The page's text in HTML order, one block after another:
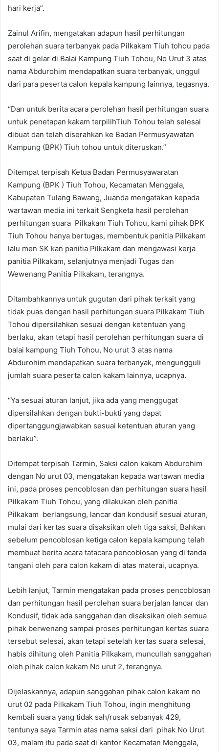
hari kerja”.
Zainul Arifin, mengatakan adapun hasil perhitungan
perolehan suara terbanyak pada Pilkakam Tiuh tohou pada
saat di gelar di Balai Kampung Tiuh Tohou, No Urut 3 atas
nama Abdurohim mendapatkan suara terbanyak, unggul
dari para peserta calon kepala kampung lainnya, tegasnya.
“Dan untuk berita acara perolehan hasil perhitungan suara
untuk penetapan kakam terpilihTiuh Tohou telah selesai
dibuat dan telah diserahkan ke Badan Permusyawatan
Kampung (BPK) Tiuh tohou untuk diteruskan.”
Ditempat terpisah Ketua Badan Permusyawaratan
Kampung (BPK ) Tiuh Tohou, Kecamatan Menggala,
Kabupaten Tulang Bawang, Juanda mengatakan kepada
wartawan media ini terkait Sengketa hasil perolehan
perhitungan suara Pilkakam Tiuh Tohou, kami pihak BPK
Tiuh Tohou hanya bertugas, membentuk panitia Pilkakam
lalu men SK kan panitia Pilkakam dan mengawasi kerja
panitia Pilkakam, selanjutnya menjadi Tugas dan
Wewenang Panitia Pilkakam, terangnya.
Ditambahkannya untuk gugutan dari pihak terkait yang
tidak puas dengan hasil perhitungan suara Pilkakam Tiuh
Tohou dipersilahkan sesuai dengan ketentuan yang
berlaku, akan tetapi hasil perolehan perhitungan suara di
balai kampung Tiuh Tohou, No urut 3 atas nama
Abdurohim mendapatkan suara terbanyak, mengungguli
jumlah suara peserta calon kakam lainnya, ucapnya.
“Ya sesuai aturan lanjut, jika ada yang menggugat
dipersilahkan dengan bukti-bukti yang dapat
dipertanggungjawabkan sesuai ketentuan aturan yang
berlaku”.
Ditempat terpisah Tarmin, Saksi calon kakam Abdurohim
dengan No urut 03, mengatakan kepada wartawan media
ini, pada proses pencoblosan dan perhitungan suara hasil
Pilkakam Tiuh Tohou, yang dilakukan oleh panitia
Pilkakam berlangsung, lancar dan kondusif sesuai aturan,
mulai dari kertas suara disaksikan oleh tiga saksi, Bahkan
sebelum pencoblosan ketiga calon kepala kampung telah
membuat berita acara tatacara pencoblosan yang di tanda
tangani oleh para calon kakam di atas materai, ucapnya.
Lebih lanjut, Tarmin mengatakan pada proses pencoblosan
dan perhitungan hasil perolehan suara berjalan lancar dan
Kondusif, tidak ada sanggahan dan disaksikan oleh semua
pihak berwenang sampai proses perhitungan kertas suara
tersebut selesai, akan tetapi setelah kertas suara selesai,
habis dihitung oleh Panitia Pilkakam, muncullah sanggahan
oleh pihak calon kakam No urut 2, terangnya.
Dijelaskannya, adapun sanggahan pihak calon kakam no
urut 02 pada Pilkakam Tiuh Tohou, ingin menghitung
kembali suara yang tidak sah/rusak sebanyak 429,
tentunya saya Tarmin atas nama saksi dari pihak No Urut
03, malam itu pada saat di kantor Kecamatan Menggala,